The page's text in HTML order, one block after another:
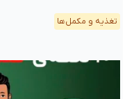
تغذیه و مکمل‌ها